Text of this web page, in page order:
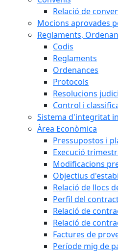
Relació de
Mocions aprovades
Reglaments,
Codis
Reglaments
Ordenances
Protocols
Resolucions
Control i
Sistema d'integritat
Àrea Econòmica
Pressupostos i
Execució
Modificacions
Objectius
Relació de llocs
Perfil del
Relació de
Relació de
Factures de
Període mig de